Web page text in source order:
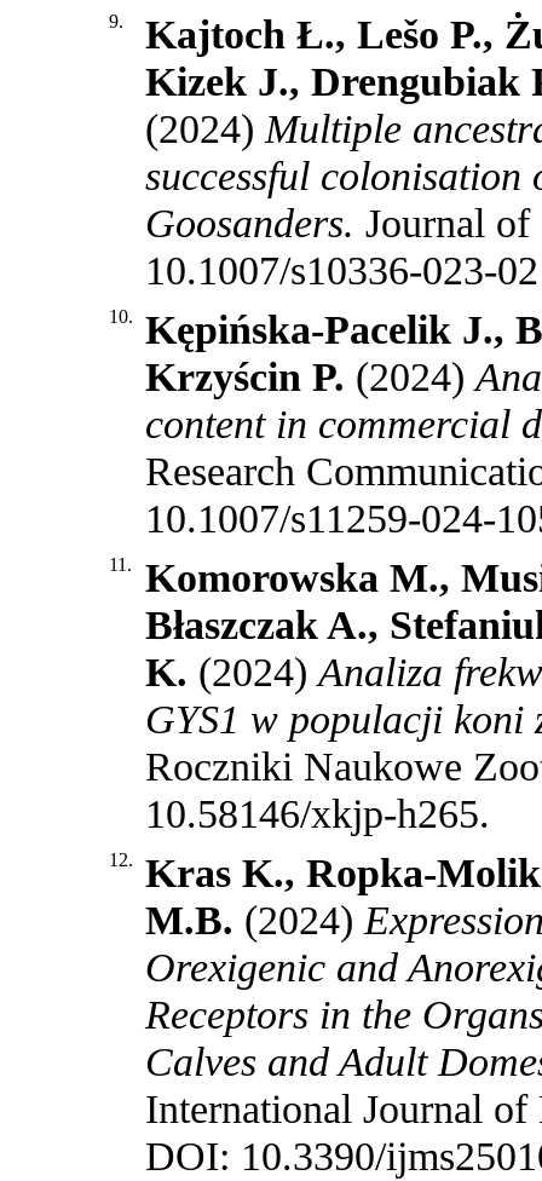
9.
Kajtoch Ł., Lešo P.,
Kizek J., Drengubiak
(2024) Multiple
successful
Goosanders. Journal
10.1007/s10336-023-
10.
Kępińska-Pacelik J.,
Krzyścin P. (2024)
content in commercial
Research
10.1007/s11259-024-
11.
Komorowska M.,
Błaszczak A.,
K. (2024)Analiza
GYS1 w populacji koni
Roczniki Naukowe
10.58146/xkjp-h265.
12.
Kras K., Ropka-
M.B. (2024)
Orexigenic and
Receptors in the
Calves and Adult
International Journal
DOI: 10.3390/